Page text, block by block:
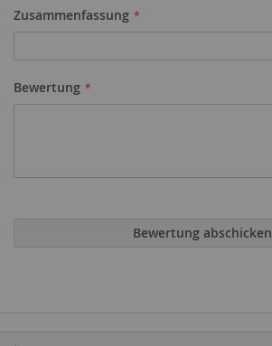
Zusammenfassung
Bewertung
Bewertung abschicken